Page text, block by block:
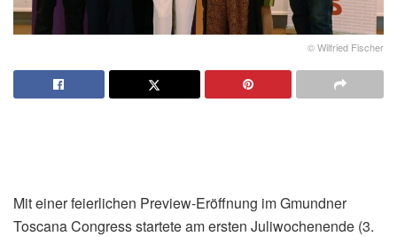
© Wilfried Fischer
Mit einer feierlichen Preview-Eröffnung im Gmundner
Toscana Congress startete am ersten Juliwochenende (3.